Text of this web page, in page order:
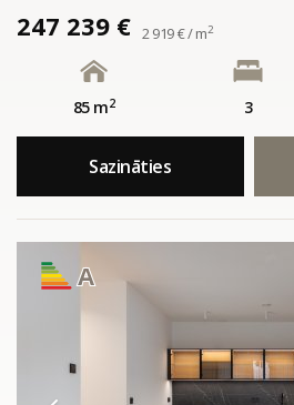
247 239 € 2 919 € / m2
85 m2 3
Sazināties
A